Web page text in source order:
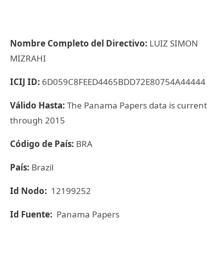
Nombre Completo del Directivo: LUIZ SIMON
MIZRAHI
ICIJ ID: 6D059C8FEED4465BDD72E80754A44444
Válido Hasta: The Panama Papers data is current
through 2015
Código de País: BRA
País: Brazil
Id Nodo: 12199252
Id Fuente: Panama Papers